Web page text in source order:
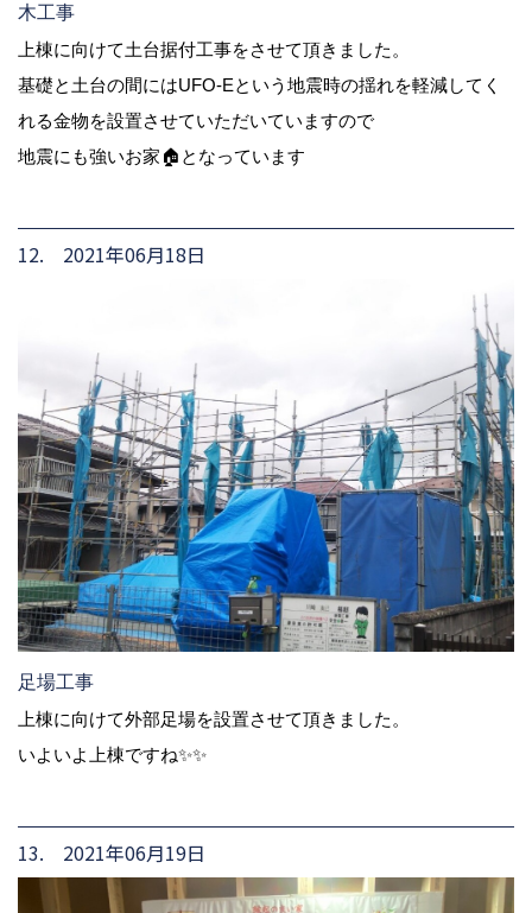
木工事
上棟に向けて土台据付工事をさせて頂きました。
基礎と土台の間にはUFO-Eという地震時の揺れを軽減してく
れる金物を設置させていただいていますので
地震にも強いお家🏠となっています
12. 2021年06月18日
足場工事
上棟に向けて外部足場を設置させて頂きました。
いよいよ上棟ですね✨✨
13. 2021年06月19日